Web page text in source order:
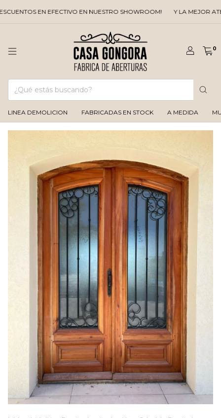
EN EFECTIVO EN NUESTRO SHOWROOM! Y LA MEJOR
0
LINEA DEMOLICION FABRICADAS EN STOCK A MEDIDA